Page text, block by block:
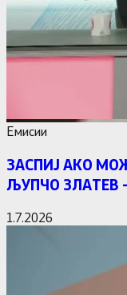
Емисии
ЗАСПИЈ АКО
ЉУПЧО ЗЛАТЕВ
1.7.2026